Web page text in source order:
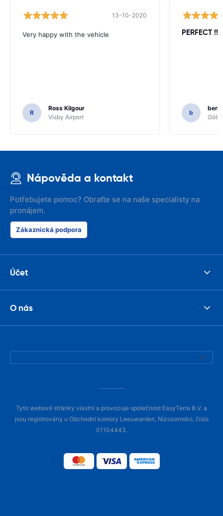
13-10-2020
Very happy with the vehicle
R
Ross Kilgour
Visby Airport
PERFECT
b
Nápověda a kontakt
Potřebujete pomoc? Obraťte se na naše specialisty na
pronájem.
Zákaznická podpora
Účet
O nás
Tyto webové stránky vlastní a provozuje společnost EasyTerra B.V. a
jsou registrovány u Obchodní komory Leeuwarden, Nizozemsko, číslo
01104443.